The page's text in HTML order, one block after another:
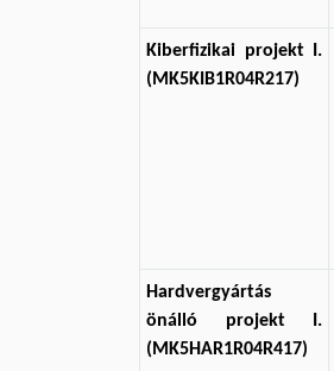
Kiberfizikai projekt I.
(MK5KIB1R04R217)
Hardvergyártás
önálló projekt I.
(MK5HAR1R04R417)